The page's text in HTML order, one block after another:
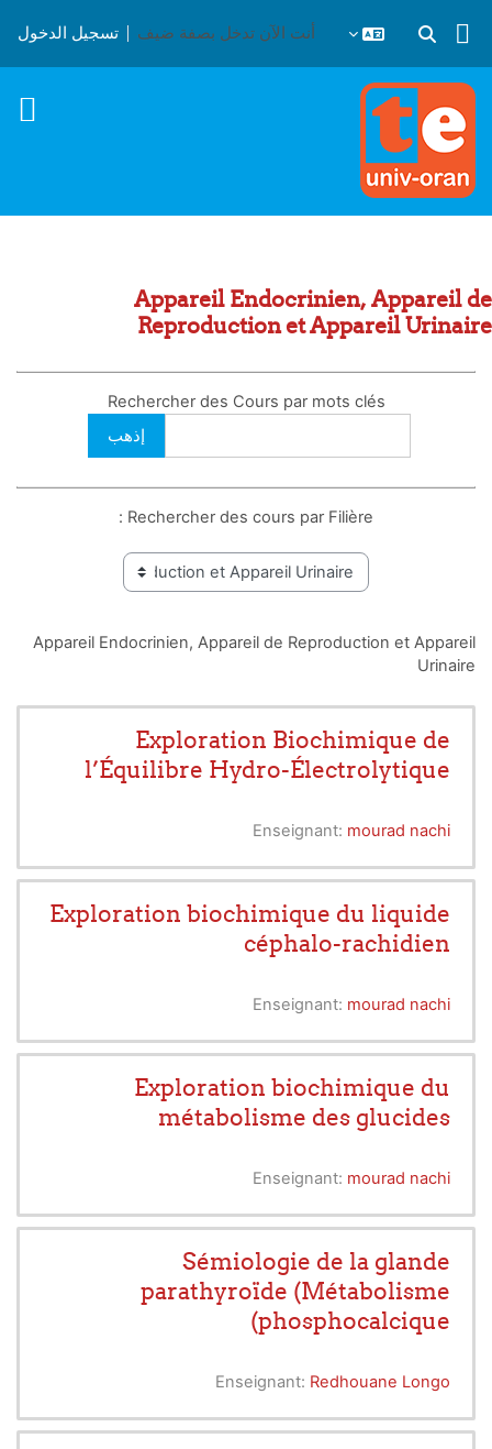
تبديل إدخال البحث
أنت الآن تدخل بصفة ضيف تسجيل الدخول
Appareil Endocrinien, Appareil de
Reproduction et Appareil Urinaire
Rechercher des Cours par mots clés
Rechercher des cours par Filière :
Appareil Endocrinien, Appareil de Reproduction et Appareil
Urinaire
Exploration Biochimique de
l’Équilibre Hydro-Électrolytique
Enseignant: mourad nachi
Exploration biochimique du liquide
céphalo-rachidien
Enseignant: mourad nachi
Exploration biochimique du
métabolisme des glucides
Enseignant: mourad nachi
Sémiologie de la glande
parathyroïde (Métabolisme
phosphocalcique)
Enseignant: Redhouane Longo